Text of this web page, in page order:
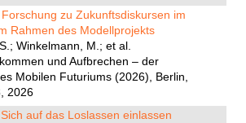
zu Zukunftsdiskursen im
Rahmen des Modellprojekts
Winkelmann, M.; et al.
und Aufbrechen – der
Mobilen Futuriums (2026), Berlin,
2026
auf das Loslassen einlassen